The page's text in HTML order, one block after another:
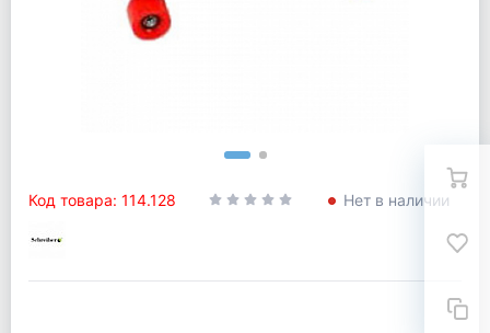
Код товара: 114.128 Нет в наличии